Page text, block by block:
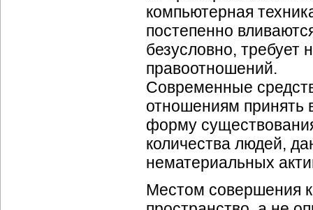
компьютерная
постепенно
безусловно, требует
правоотношений.
Современные
отношениям принять
форму
количества людей,
нематериальных
Местом совершения